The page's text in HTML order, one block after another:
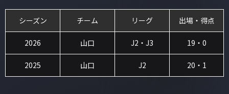
シーズン チーム リーグ 出場・得点
2026 山口 J2・J3 19・0
2025 山口 J2 20・1